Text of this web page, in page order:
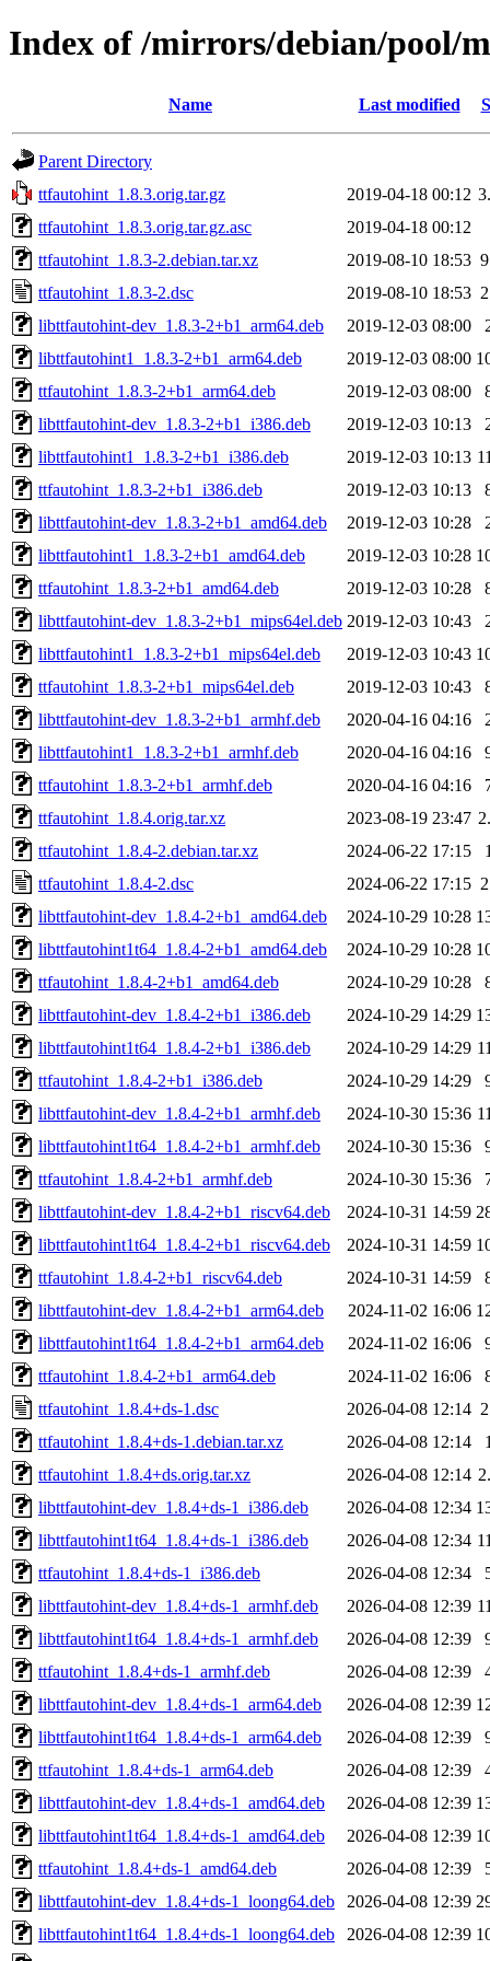
Index of /mirrors/debian/pool/
Name Last modified
Parent Directory
ttfautohint_1.8.3.orig.tar.gz
2019-04-18 00:12
ttfautohint_1.8.3.orig.tar.gz.asc
2019-04-18 00:12
ttfautohint_1.8.3-2.debian.tar.xz
2019-08-10 18:53
ttfautohint_1.8.3-2.dsc
2019-08-10 18:53
libttfautohint-dev_1.8.3-2+b1_arm64.deb
2019-12-03 08:00
libttfautohint1_1.8.3-2+b1_arm64.deb
2019-12-03 08:00
ttfautohint_1.8.3-2+b1_arm64.deb
2019-12-03 08:00
libttfautohint-dev_1.8.3-2+b1_i386.deb
2019-12-03 10:13
libttfautohint1_1.8.3-2+b1_i386.deb
2019-12-03 10:13
ttfautohint_1.8.3-2+b1_i386.deb
2019-12-03 10:13
libttfautohint-dev_1.8.3-2+b1_amd64.deb
2019-12-03 10:28
libttfautohint1_1.8.3-2+b1_amd64.deb
2019-12-03 10:28
ttfautohint_1.8.3-2+b1_amd64.deb
2019-12-03 10:28
libttfautohint-dev_1.8.3-2+b1_mips64el.deb 2019-12-03 10:43
libttfautohint1_1.8.3-2+b1_mips64el.deb
2019-12-03 10:43
ttfautohint_1.8.3-2+b1_mips64el.deb
2019-12-03 10:43
libttfautohint-dev_1.8.3-2+b1_armhf.deb
2020-04-16 04:16
libttfautohint1_1.8.3-2+b1_armhf.deb
2020-04-16 04:16
ttfautohint_1.8.3-2+b1_armhf.deb
2020-04-16 04:16
ttfautohint_1.8.4.orig.tar.xz
2023-08-19 23:47
ttfautohint_1.8.4-2.debian.tar.xz
2024-06-22 17:15
ttfautohint_1.8.4-2.dsc
2024-06-22 17:15
libttfautohint-dev_1.8.4-2+b1_amd64.deb
2024-10-29 10:28
libttfautohint1t64_1.8.4-2+b1_amd64.deb
2024-10-29 10:28
ttfautohint_1.8.4-2+b1_amd64.deb
2024-10-29 10:28
libttfautohint-dev_1.8.4-2+b1_i386.deb
2024-10-29 14:29
libttfautohint1t64_1.8.4-2+b1_i386.deb
2024-10-29 14:29
ttfautohint_1.8.4-2+b1_i386.deb
2024-10-29 14:29
libttfautohint-dev_1.8.4-2+b1_armhf.deb
2024-10-30 15:36
libttfautohint1t64_1.8.4-2+b1_armhf.deb
2024-10-30 15:36
ttfautohint_1.8.4-2+b1_armhf.deb
2024-10-30 15:36
libttfautohint-dev_1.8.4-2+b1_riscv64.deb
2024-10-31 14:59
libttfautohint1t64_1.8.4-2+b1_riscv64.deb
2024-10-31 14:59
ttfautohint_1.8.4-2+b1_riscv64.deb
2024-10-31 14:59
libttfautohint-dev_1.8.4-2+b1_arm64.deb
2024-11-02 16:06
libttfautohint1t64_1.8.4-2+b1_arm64.deb
2024-11-02 16:06
ttfautohint_1.8.4-2+b1_arm64.deb
2024-11-02 16:06
ttfautohint_1.8.4+ds-1.dsc
2026-04-08 12:14
ttfautohint_1.8.4+ds-1.debian.tar.xz
2026-04-08 12:14
ttfautohint_1.8.4+ds.orig.tar.xz
2026-04-08 12:14
libttfautohint-dev_1.8.4+ds-1_i386.deb
2026-04-08 12:34
libttfautohint1t64_1.8.4+ds-1_i386.deb
2026-04-08 12:34
ttfautohint_1.8.4+ds-1_i386.deb
2026-04-08 12:34
libttfautohint-dev_1.8.4+ds-1_armhf.deb
2026-04-08 12:39
libttfautohint1t64_1.8.4+ds-1_armhf.deb
2026-04-08 12:39
ttfautohint_1.8.4+ds-1_armhf.deb
2026-04-08 12:39
libttfautohint-dev_1.8.4+ds-1_arm64.deb
2026-04-08 12:39
libttfautohint1t64_1.8.4+ds-1_arm64.deb
2026-04-08 12:39
ttfautohint_1.8.4+ds-1_arm64.deb
2026-04-08 12:39
libttfautohint-dev_1.8.4+ds-1_amd64.deb
2026-04-08 12:39
libttfautohint1t64_1.8.4+ds-1_amd64.deb
2026-04-08 12:39
ttfautohint_1.8.4+ds-1_amd64.deb
2026-04-08 12:39
libttfautohint-dev_1.8.4+ds-1_loong64.deb
2026-04-08 12:39
libttfautohint1t64_1.8.4+ds-1_loong64.deb
2026-04-08 12:39